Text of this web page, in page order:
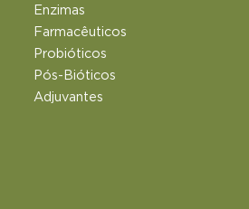
Enzimas
Farmacêuticos
Probióticos
Pós-Bióticos
Adjuvantes